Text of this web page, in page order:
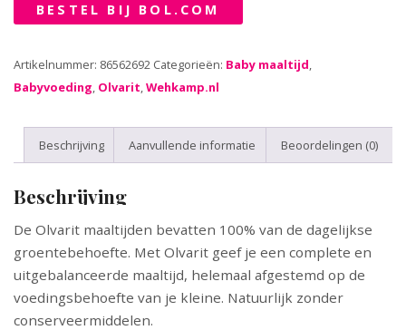
BESTEL BIJ BOL.COM
Artikelnummer: 86562692 Categorieën: Baby maaltijd,
Babyvoeding, Olvarit,Wehkamp.nl
Beschrijving Aanvullende informatie Beoordelingen (0)
Beschrijving
De Olvarit maaltijden bevatten 100% van de dagelijkse
groentebehoefte. Met Olvarit geef je een complete en
uitgebalanceerde maaltijd, helemaal afgestemd op de
voedingsbehoefte van je kleine. Natuurlijk zonder
conserveermiddelen.